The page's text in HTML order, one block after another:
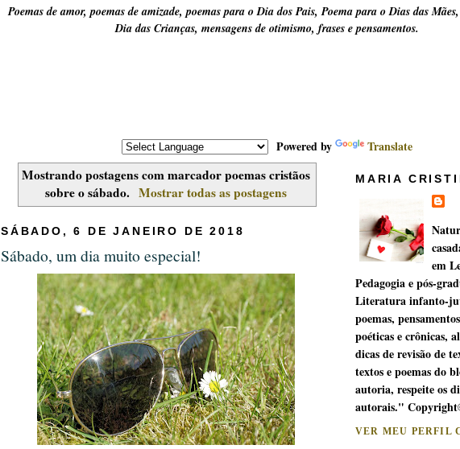
Poemas de amor, poemas de amizade, poemas para o Dia dos Pais, Poema para o Dias das
Dia das Crianças, mensagens de otimismo, frases e pensamentos.
Powered by Translate
Mostrando postagens com marcadorpoemas cristãos
sobre o sábado. Mostrar todas as postagens
SÁBADO, 6 DE JANEIRO DE 2018
Sábado, um dia muito especial!
MARIA
em
Pedagogia e pós-
Literatura infanto-
poemas,
poéticas e crônicas,
dicas de revisão de
textos e poemas do
autoria, respeite os
autorais."
VER MEU PERFIL